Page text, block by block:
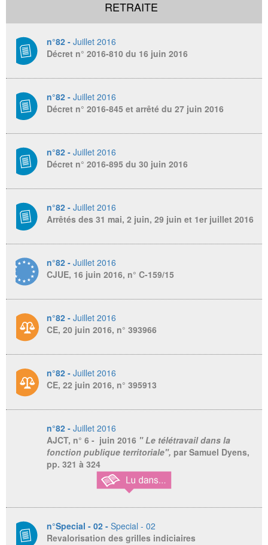
RETRAITE
n°82 - Juillet 2016
Décret n° 2016-810 du 16 juin 2016
n°82 - Juillet 2016
Décret n° 2016-845 et arrêté du 27 juin 2016
n°82 - Juillet 2016
Décret n° 2016-895 du 30 juin 2016
n°82 - Juillet 2016
Arrêtés des 31 mai, 2 juin, 29 juin et 1er juillet 2016
n°82 - Juillet 2016
CJUE, 16 juin 2016, n° C-159/15
n°82 - Juillet 2016
CE, 20 juin 2016, n° 393966
n°82 - Juillet 2016
CE, 22 juin 2016, n° 395913
n°82 - Juillet 2016
AJCT, n° 6 - juin 2016 " Le télétravail dans la
fonction publique territoriale", par Samuel Dyens,
pp. 321 à 324
n°Special - 02 - Special - 02
Revalorisation des grilles indiciaires